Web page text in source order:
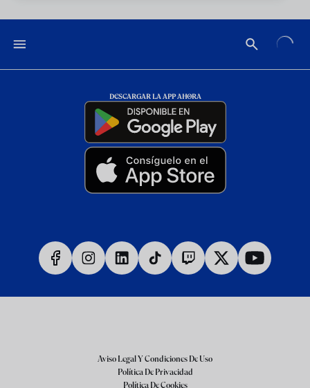
DESCARGAR LA APP AHORA
Aviso Legal Y Condiciones De Uso
Política De Privacidad
Política De Cookies